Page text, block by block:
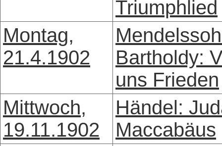
Triumphlied
Montag,
21.4.1902
Bartholdy:
uns Frieden
Mittwoch,
19.11.1902
Händel:
Maccabäus